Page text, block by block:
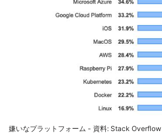
嫌いなプラットフォーム - 資料: Stack Overflow